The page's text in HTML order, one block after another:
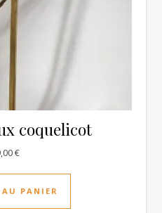
coquelicot
€
PANIER